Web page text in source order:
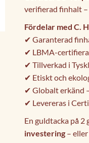
verifierad finhalt
Fördelar med C.
✔ Garanterad
✔ LBMA-
✔ Tillverkad i
✔ Etiskt och
✔ Globalt erkänd
✔ Levereras i
En guldtacka på 2
investering –